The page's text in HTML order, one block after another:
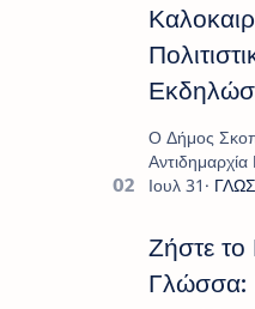
Ο Δήμος
Αντιδημαρχία
πρόγραμμα
Ζήστε το
Γλώσσα: